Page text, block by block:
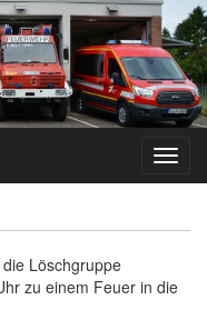
Löschgruppe
zu einem Feuer in die